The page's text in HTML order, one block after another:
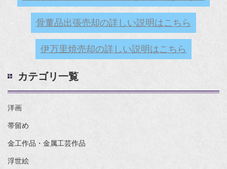
骨董品出張売却の詳しい説明はこちら
伊万里焼売却の詳しい説明はこちら
カテゴリ一覧
洋画
帯留め
金工作品・金属工芸作品
浮世絵